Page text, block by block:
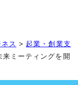
ス > 起業・創業支
ミーティングを開